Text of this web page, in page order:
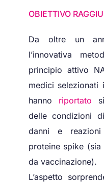
OBIETTIVO
Da oltre un
l’innovativa
principio attivo
medici selezionati
hanno riportato
delle condizioni
danni e
proteine spike
da vaccinazione).
L’aspetto